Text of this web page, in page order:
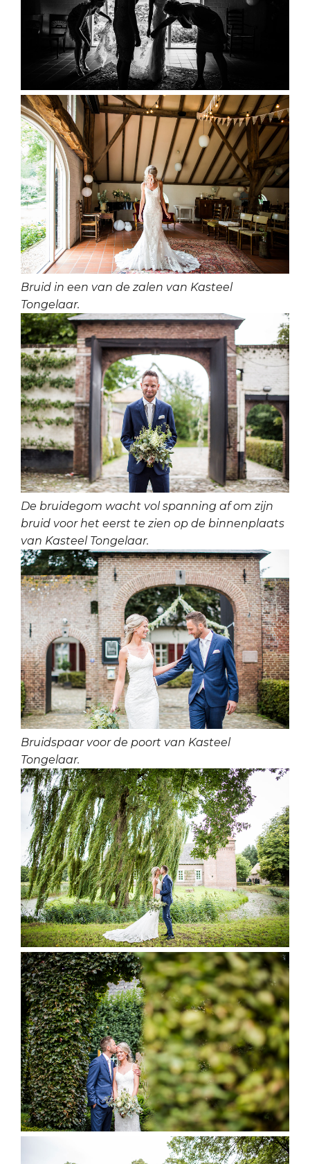
Bruid in een van de zalen van Kasteel
Tongelaar.
De bruidegom wacht vol spanning af om zijn
bruid voor het eerst te zien op de binnenplaats
van Kasteel Tongelaar.
Bruidspaar voor de poort van Kasteel
Tongelaar.